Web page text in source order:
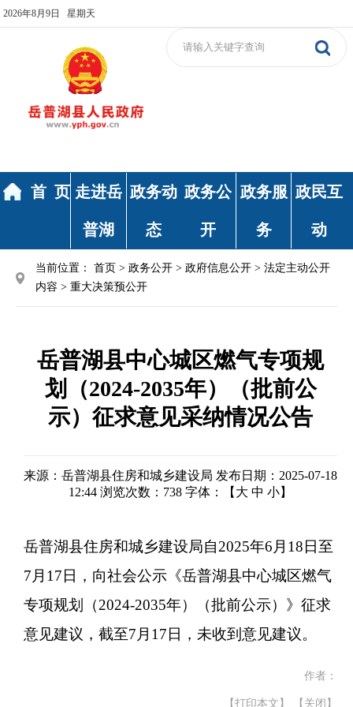
2026年8月9日 星期天
首 页 走进岳
普湖
政务动
态
政务公
开
政务服
务
政民互
动
当前位置： 首页 > 政务公开 > 政府信息公开 > 法定主动公开
内容 > 重大决策预公开
岳普湖县中心城区燃气专项规
划（2024-2035年）（批前公
示）征求意见采纳情况公告
来源：岳普湖县住房和城乡建设局 发布日期：2025-07-18
12:44 浏览次数： 738 字体：【 大 中 小】
岳普湖县住房和城乡建设局自2025年6 月 18日至
7 月 17日， 向社会公示 《岳普湖县中心城区燃气
专项规划（2024-2035年）（批前公示） 》 征求
意见建议，截至7月17日，未收到意见建议。
作者：
【打印本文】 【关闭】